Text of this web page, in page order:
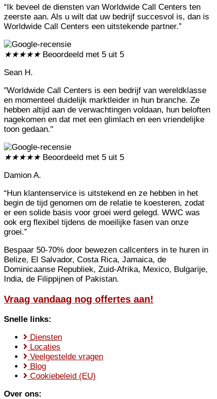
“Ik beveel de diensten van Worldwide Call Centers ten
zeerste aan. Als u wilt dat uw bedrijf succesvol is, dan is
Worldwide Call Centers een uitstekende partner.”
★★★★★ Beoordeeld met 5 uit 5
Sean H.
"Worldwide Call Centers is een bedrijf van wereldklasse
en momenteel duidelijk marktleider in hun branche. Ze
hebben altijd aan de verwachtingen voldaan, hun beloften
nagekomen en dat met een glimlach en een vriendelijke
toon gedaan."
★★★★★ Beoordeeld met 5 uit 5
Damion A.
“Hun klantenservice is uitstekend en ze hebben in het
begin de tijd genomen om de relatie te koesteren, zodat
er een solide basis voor groei werd gelegd. WWC was
ook erg flexibel tijdens de moeilijke fasen van onze
groei.”
Bespaar 50-70% door bewezen callcenters in te huren in
Belize, El Salvador, Costa Rica, Jamaica, de
Dominicaanse Republiek, Zuid-Afrika, Mexico, Bulgarije,
India, de Filippijnen of Pakistan.
Vraag vandaag nog offertes aan!
Snelle links:
Diensten
Locaties
Veelgestelde vragen
Blog
Cookiebeleid (EU)
Over ons: